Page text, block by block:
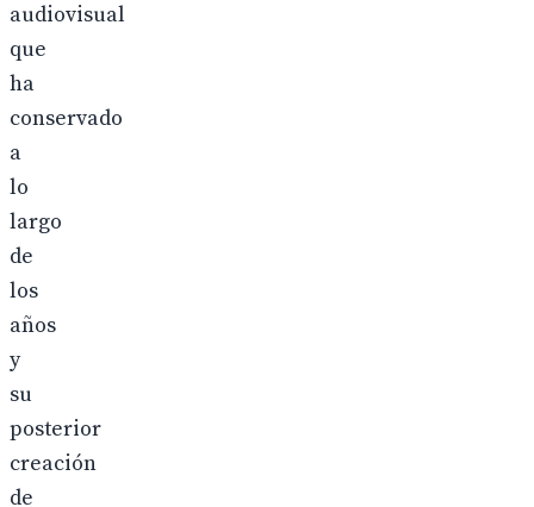
audiovisual
que
ha
conservado
a
lo
largo
de
los
años
y
su
posterior
creación
de